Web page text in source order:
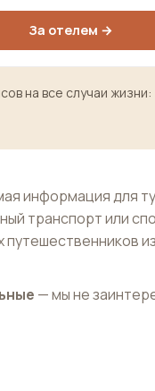
За отелем →
на все случаи жизни:
информация для
транспорт или
— мы не